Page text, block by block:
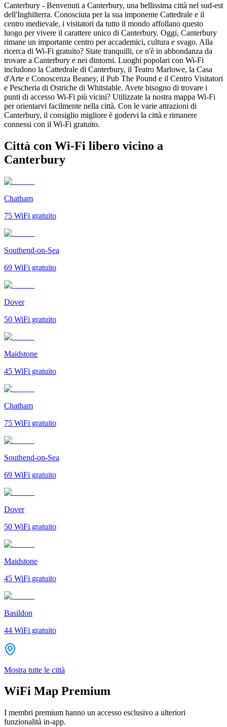
Canterbury - Benvenuti a Canterbury, una bellissima città nel sud-est
dell'Inghilterra. Conosciuta per la sua imponente Cattedrale e il
centro medievale, i visitatori da tutto il mondo affollano questo
luogo per vivere il carattere unico di Canterbury. Oggi, Canterbury
rimane un importante centro per accademici, cultura e svago. Alla
ricerca di Wi-Fi gratuito? State tranquilli, ce n'è in abbondanza da
trovare a Canterbury e nei dintorni. Luoghi popolari con Wi-Fi
includono la Cattedrale di Canterbury, il Teatro Marlowe, la Casa
d'Arte e Conoscenza Beaney, il Pub The Pound e il Centro Visitatori
e Pescheria di Ostriche di Whitstable. Avete bisogno di trovare i
punti di accesso Wi-Fi più vicini? Utilizzate la nostra mappa Wi-Fi
per orientarvi facilmente nella città. Con le varie attrazioni di
Canterbury, il consiglio migliore è godervi la città e rimanere
connessi con il Wi-Fi gratuito.
Città con Wi-Fi libero vicino a
Canterbury
Chatham
75 WiFi gratuito
Southend-on-Sea
69 WiFi gratuito
Dover
50 WiFi gratuito
Maidstone
45 WiFi gratuito
Chatham
75 WiFi gratuito
Southend-on-Sea
69 WiFi gratuito
Dover
50 WiFi gratuito
Maidstone
45 WiFi gratuito
Basildon
44 WiFi gratuito
Mostra tutte le città
WiFi Map Premium
I membri premium hanno un accesso esclusivo a ulteriori
funzionalità in-app.